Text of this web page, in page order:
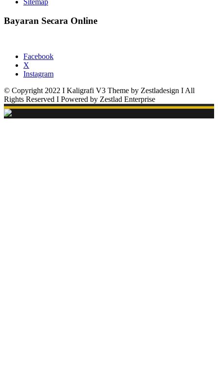
Sitemap
Bayaran Secara Online
Facebook
X
Instagram
© Copyright 2022 I Kaligrafi V3 Theme by Zestladesign I All
Rights Reserved I Powered by Zestlad Enterprise